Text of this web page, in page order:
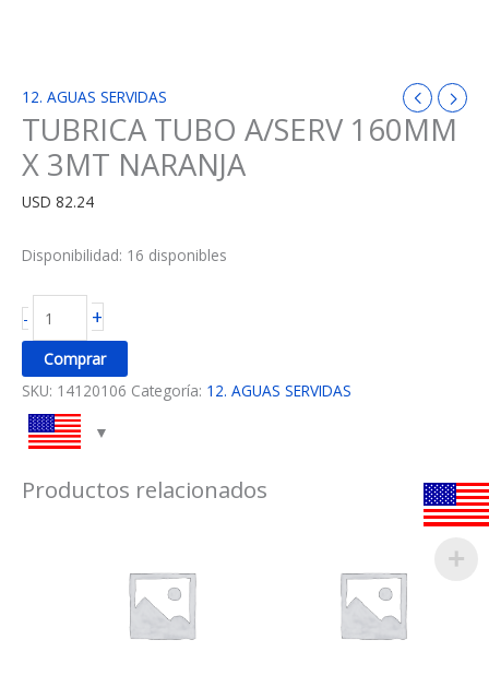
12. AGUAS SERVIDAS
TUBRICA TUBO A/SERV 160MM
X 3MT NARANJA
USD 82.24
Disponibilidad: 16 disponibles
- +
Comprar
SKU: 14120106 Categoría: 12. AGUAS SERVIDAS
Productos relacionados